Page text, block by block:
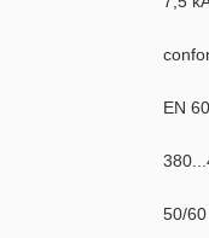
EN
50/